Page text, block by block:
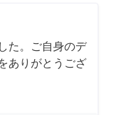
た。ご自身のデ
ありがとうござ